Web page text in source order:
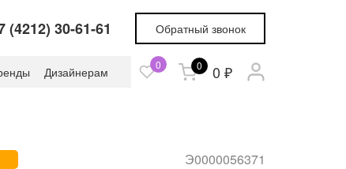
(4212) 30-61-61 Обратный звонок
Дизайнерам 0 0 0 ₽
Э0000056371